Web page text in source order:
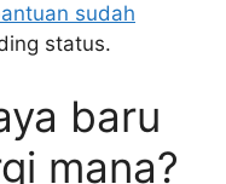
sudah
status.
baru
mana?